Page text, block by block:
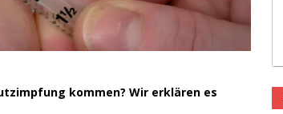
kommen? Wir erklären es